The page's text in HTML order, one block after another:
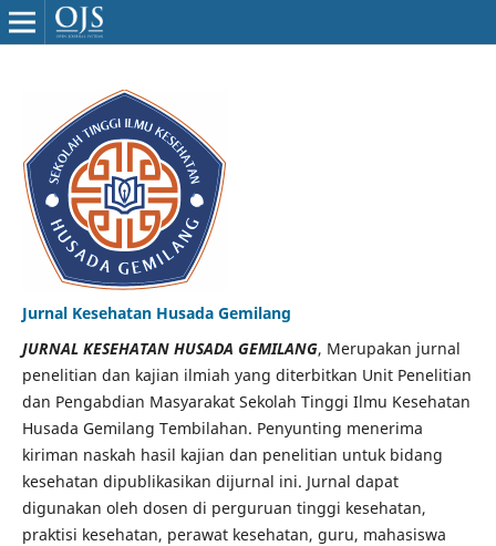
Jurnal Kesehatan Husada Gemilang
JURNAL KESEHATAN HUSADA GEMILANG, Merupakan jurnal
penelitian dan kajian ilmiah yang diterbitkan Unit Penelitian
dan Pengabdian Masyarakat Sekolah Tinggi Ilmu Kesehatan
Husada Gemilang Tembilahan. Penyunting menerima
kiriman naskah hasil kajian dan penelitian untuk bidang
kesehatan dipublikasikan dijurnal ini. Jurnal dapat
digunakan oleh dosen di perguruan tinggi kesehatan,
praktisi kesehatan, perawat kesehatan, guru, mahasiswa